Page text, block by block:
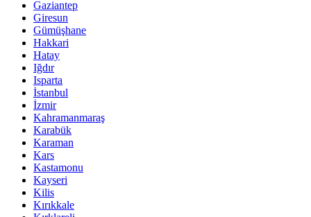
Gaziantep
Giresun
Gümüşhane
Hakkari
Hatay
Iğdır
Isparta
İstanbul
İzmir
Kahramanmaraş
Karabük
Karaman
Kars
Kastamonu
Kayseri
Kilis
Kırıkkale